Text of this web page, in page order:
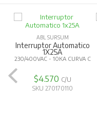
ABL SURSUM
Interruptor Automatico
1X25A
230/400VAC - 10KA CURVA C
$4.570 C/U
SKU 270170110